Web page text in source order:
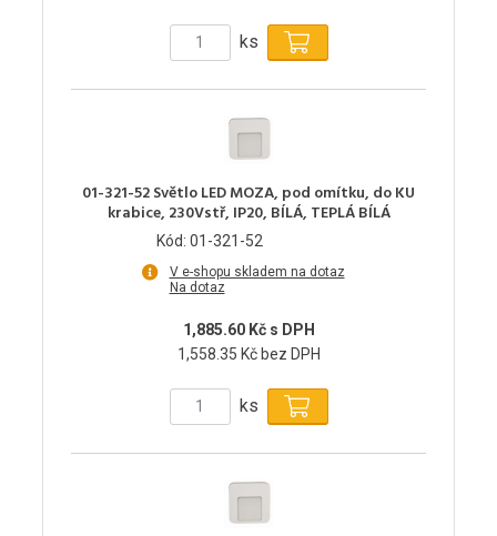
ks
01-321-52 Světlo LED MOZA, pod omítku, do KU
krabice, 230Vstř, IP20, BÍLÁ, TEPLÁ BÍLÁ
Kód: 01-321-52
V e-shopu skladem na dotaz
Na dotaz
1,885.60 Kč s DPH
1,558.35 Kč bez DPH
ks